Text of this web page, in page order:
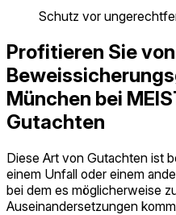
Schutz vor
Profitieren Sie
München bei
Gutachten
Diese Art von Gutachten ist
einem Unfall oder einem
bei dem es möglicherweise
Auseinandersetzungen